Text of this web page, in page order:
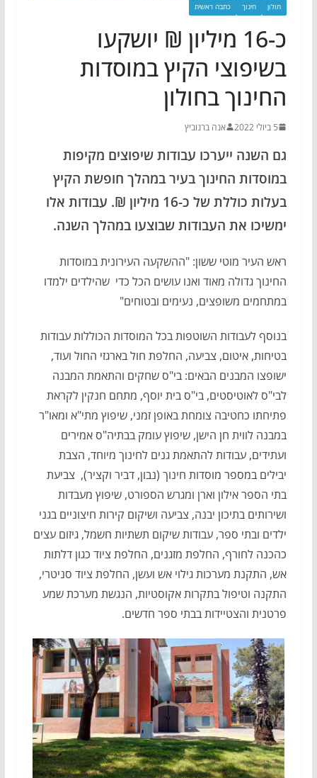
חולון חינוך כתבה ראשית
כ-16 מיליון ₪ יושקעו
בשיפוצי הקיץ במוסדות
החינוך בחולון
5 ביולי 2022 אנה ברנוביץ
גם השנה ייערכו עבודות שיפוצים מקיפות
במוסדות החינוך בעיר במהלך חופשת הקיץ
בעלות כוללת של כ-16 מיליון ₪. עבודות אלו
ימשיכו את העבודות שבוצעו במהלך השנה.
ראש העיר מוטי ששון: "ההשקעה העירונית במוסדות
החינוך גדולה מאוד ואנו עושים הכל כדי שהילדים ילמדו
במתחמים משופצים, נעימים ובטוחים"
בנוסף לעבודות השוטפות בכל המוסדות הכוללות עבודות
בטיחות, איטום, צביעה, החלפת חול בארגזי החול ועוד,
ישופצו המבנים הבאים: בי"ס שחקים והתאמת המבנה
לבי"ס לאוטיסטים, בי"ס בית יוסף, מתחם חנקין לקראת
פתיחתו כחטיבה צומחת באופן זמני, שיפוץ מתי"א ומאו"ר
במבנה לווית חן הישן, שיפוץ עומק בבתיה"ס אמירים
ועתידים, עבודות להתאמת גנים לחינוך מיוחד, הצבת
יבילים במספר מוסדות חינוך (נבון, דביר וקציר), צביעת
בתי הספר אילון וארן ומגרש הספורט, שיפוץ מעבדות
ושירותים בתיכון יבנה, צביעה ושיקום קירות חיצוניים בגני
ילדים ובתי ספר, עבודות שיקום תשתיות חשמל, גיזום עצים
כהכנה לחורף, החלפת מזגנים, החלפת ציוד כגון דלתות
אש, התקנת מערכות גילוי אש ועשן, החלפת ציוד סניטרי,
התקנה וטיפול בתקרות אקוסטיות, הנגשת מערכת שמע
פרטנית והצטיידות בבתי ספר חדשים.